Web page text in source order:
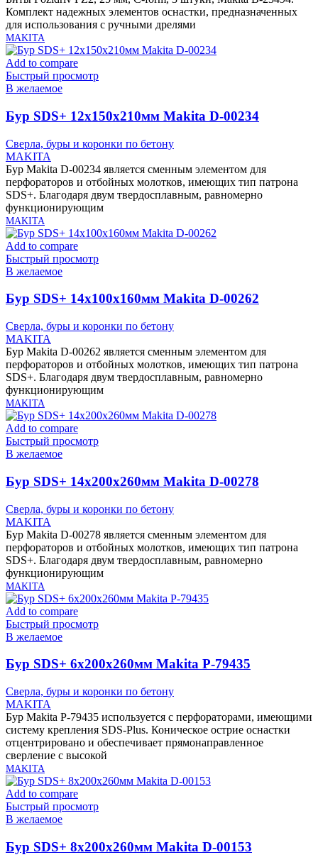
Комплект надежных элементов оснастки, предназначенных
для использования с ручными дрелями
MAKITA
Add to compare
Быстрый просмотр
В желаемое
Бур SDS+ 12х150х210мм Makita D-00234
Сверла, буры и коронки по бетону
MAKITA
Бур Makita D-00234 является сменным элементом для
перфораторов и отбойных молотков, имеющих тип патрона
SDS+. Благодаря двум твердосплавным, равномерно
функционирующим
MAKITA
Add to compare
Быстрый просмотр
В желаемое
Бур SDS+ 14х100х160мм Makita D-00262
Сверла, буры и коронки по бетону
MAKITA
Бур Makita D-00262 является сменным элементом для
перфораторов и отбойных молотков, имеющих тип патрона
SDS+. Благодаря двум твердосплавным, равномерно
функционирующим
MAKITA
Add to compare
Быстрый просмотр
В желаемое
Бур SDS+ 14х200х260мм Makita D-00278
Сверла, буры и коронки по бетону
MAKITA
Бур Makita D-00278 является сменным элементом для
перфораторов и отбойных молотков, имеющих тип патрона
SDS+. Благодаря двум твердосплавным, равномерно
функционирующим
MAKITA
Add to compare
Быстрый просмотр
В желаемое
Бур SDS+ 6х200х260мм Makita P-79435
Сверла, буры и коронки по бетону
MAKITA
Бур Makita P-79435 используется с перфораторами, имеющими
систему крепления SDS-Plus. Коническое острие оснастки
отцентрировано и обеспечивает прямонаправленное
сверление с высокой
MAKITA
Add to compare
Быстрый просмотр
В желаемое
Бур SDS+ 8х200х260мм Makita D-00153